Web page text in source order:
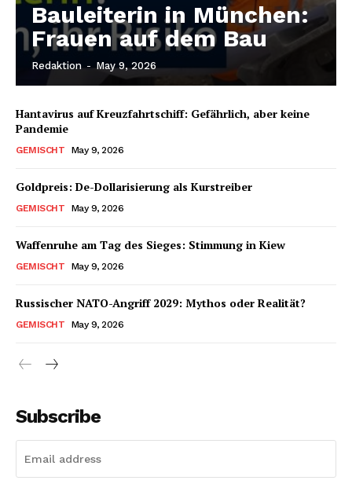
Bauleiterin in München:
Frauen auf dem Bau
Redaktion - May 9, 2026
Hantavirus auf Kreuzfahrtschiff: Gefährlich, aber keine
Pandemie
GEMISCHT May 9, 2026
Goldpreis: De-Dollarisierung als Kurstreiber
GEMISCHT May 9, 2026
Waffenruhe am Tag des Sieges: Stimmung in Kiew
GEMISCHT May 9, 2026
Russischer NATO-Angriff 2029: Mythos oder Realität?
GEMISCHT May 9, 2026
Subscribe